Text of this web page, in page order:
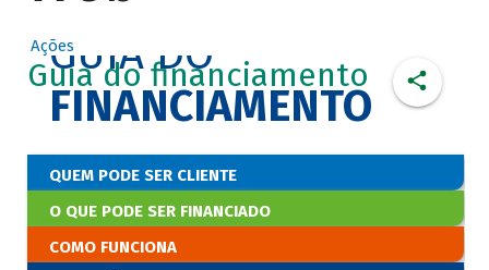
Ações
Guia do financiamento
GUIA DO
FINANCIAMENTO
QUEM PODE SER CLIENTE
O QUE PODE SER FINANCIADO
COMO FUNCIONA